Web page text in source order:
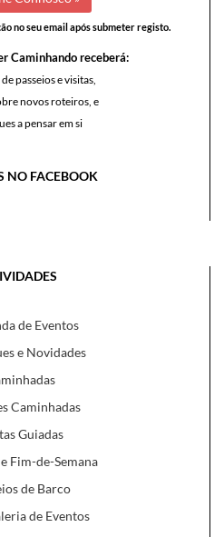
no seu email após submeter registo.
Caminhando receberá:
passeios e visitas,
novos roteiros, e
a pensar em si
NO FACEBOOK
de Eventos
e Novidades
Caminhadas
Guiadas
Fim-de-Semana
de Barco
de Eventos